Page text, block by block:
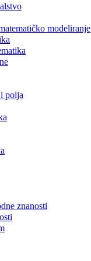
modeliranje
polja
znanosti